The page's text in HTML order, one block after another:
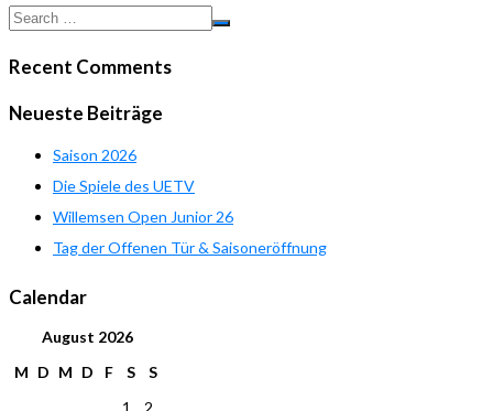
Recent Comments
Neueste Beiträge
Saison 2026
Die Spiele des UETV
Willemsen Open Junior 26
Tag der Offenen Tür & Saisoneröffnung
Calendar
August 2026
M D M D F S
S
1
2